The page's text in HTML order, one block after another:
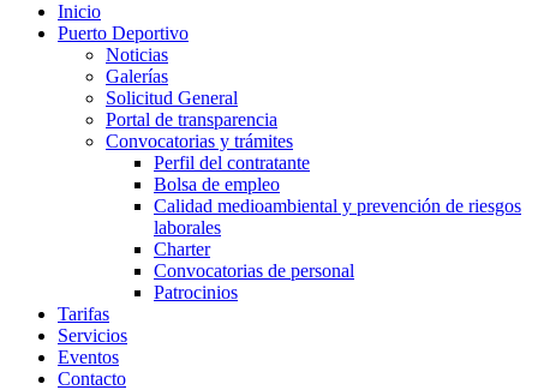
Inicio
Puerto Deportivo
Noticias
Galerías
Solicitud General
Portal de transparencia
Convocatorias y trámites
Perfil del contratante
Bolsa de empleo
Calidad medioambiental y prevención de riesgos
laborales
Charter
Convocatorias de personal
Patrocinios
Tarifas
Servicios
Eventos
Contacto